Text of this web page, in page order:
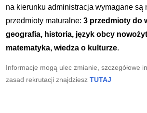
na kierunku administracja wymagane są
przedmioty maturalne:3 przedmioty do
geografia, historia, język obcy
matematyka, wiedza o kulturze.
Informacje mogą ulec zmianie, szczegółowe
zasad rekrutacji znajdzieszTUTAJ